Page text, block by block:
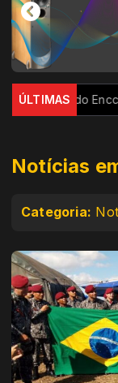
ÚLTIMAS
do Encceja 2026
Notícias
Categoria: